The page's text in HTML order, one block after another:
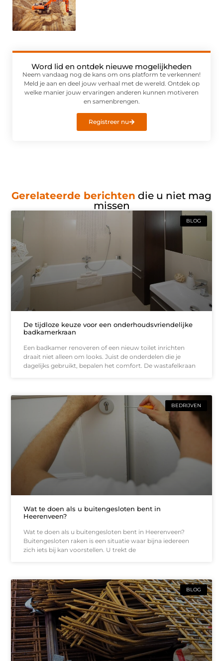
Word lid en ontdek nieuwe mogelijkheden
Neem vandaag nog de kans om ons platform te verkennen!
Meld je aan en deel jouw verhaal met de wereld. Ontdek op
welke manier jouw ervaringen anderen kunnen motiveren
en samenbrengen.
Registreer nu
Gerelateerde berichten die u niet mag
missen
BLOG
De tijdloze keuze voor een onderhoudsvriendelijke
badkamerkraan
Een badkamer renoveren of een nieuw toilet inrichten
draait niet alleen om looks. Juist de onderdelen die je
dagelijks gebruikt, bepalen het comfort. De wastafelkraan
BEDRIJVEN
Wat te doen als u buitengesloten bent in
Heerenveen?
Wat te doen als u buitengesloten bent in Heerenveen?
Buitengesloten raken is een situatie waar bijna iedereen
zich iets bij kan voorstellen. U trekt de
BLOG